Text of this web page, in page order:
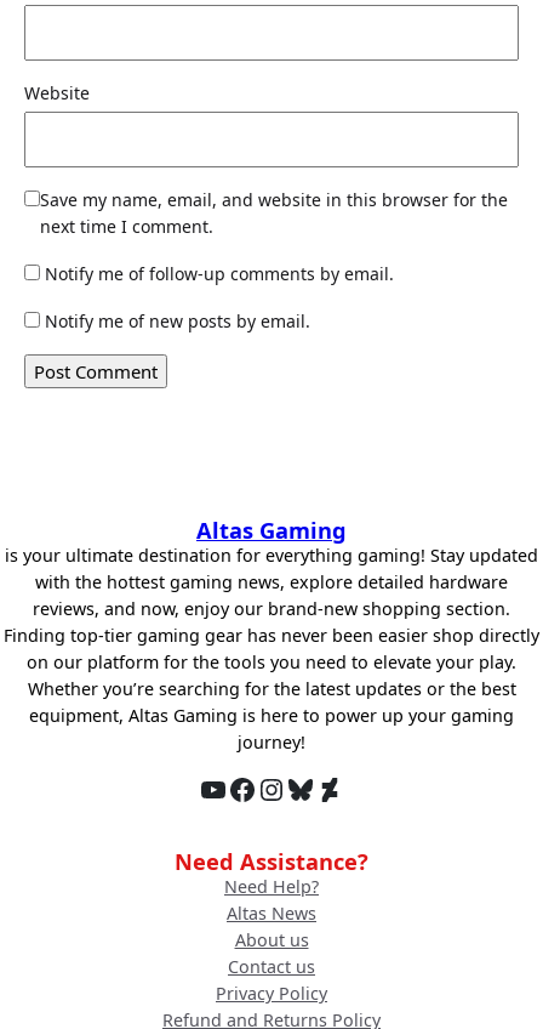
Website
Save my name, email, and website in this browser for the
next time I comment.
Notify me of follow-up comments by email.
Notify me of new posts by email.
Altas Gaming
is your ultimate destination for everything gaming! Stay updated
with the hottest gaming news, explore detailed hardware
reviews, and now, enjoy our brand-new shopping section.
Finding top-tier gaming gear has never been easier shop directly
on our platform for the tools you need to elevate your play.
Whether you’re searching for the latest updates or the best
equipment, Altas Gaming is here to power up your gaming
journey!
YouTube Facebook InstagramBluesky DeviantArt
Need Assistance?
Need Help?
Altas News
About us
Contact us
Privacy Policy
Refund and Returns Policy